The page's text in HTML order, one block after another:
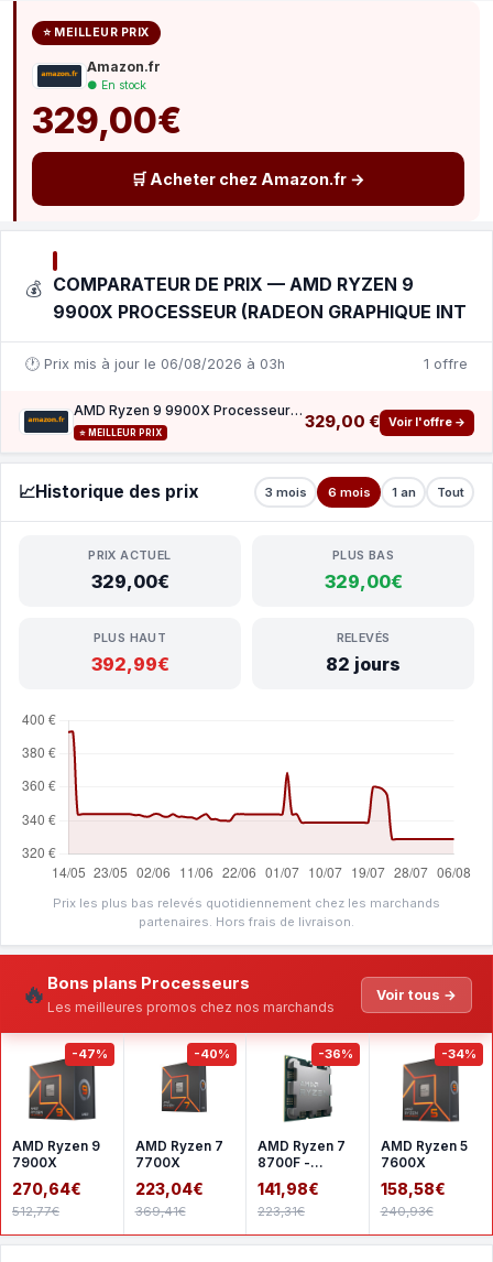
⭐ MEILLEUR PRIX
Amazon.fr
● En stock
329,00€
🛒 Acheter chez Amazon.fr →
💰 COMPARATEUR DE PRIX — AMD RYZEN 9
9900X PROCESSEUR (RADEON GRAPHIQUE INT
🕐 Prix mis à jour le 06/08/2026 à 03h 1 offre
AMD Ryzen 9 9900X Processeur (Radeon Graphique Intégré, 12 Coeurs 24 Threads, 120W TDP, So
⭐ MEILLEUR PRIX
329,00 € Voir l'offre →
📈Historique des prix 3 mois 6 mois 1 an Tout
PRIX ACTUEL
329,00€
PLUS BAS
329,00€
PLUS HAUT
392,99€
RELEVÉS
82 jours
Prix les plus bas relevés quotidiennement chez les marchands
partenaires. Hors frais de livraison.
🔥 Bons plans Processeurs
Les meilleures promos chez nos marchands
Voir tous →
-47%
AMD Ryzen 9
7900X
270,64€
512,77€
-40%
AMD Ryzen 7
7700X
223,04€
369,41€
-36%
AMD Ryzen 7
8700F -
Version tray
141,98€
223,31€
-34%
AMD Ryzen 5
7600X
158,58€
240,93€